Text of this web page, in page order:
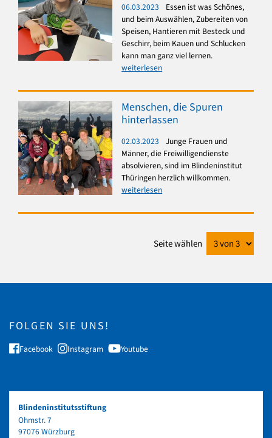
06.03.2023
Essen ist was Schönes,
und beim Auswählen, Zubereiten von
Speisen, Hantieren mit Besteck und
Geschirr, beim Kauen und Schlucken
kann man ganz viel lernen.
weiterlesen
Menschen, die Spuren
hinterlassen
02.03.2023
Junge Frauen und
Männer, die Freiwilligendienste
absolvieren, sind im Blindeninstitut
Thüringen herzlich willkommen.
weiterlesen
Seite wählen
FOLGEN SIE UNS!
Facebook Instagram Youtube
Blindeninstitutsstiftung
Ohmstr. 7
97076 Würzburg